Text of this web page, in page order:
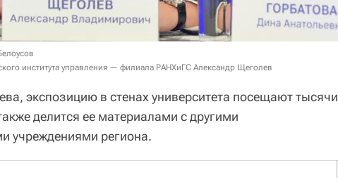
института управления — филиала РАНХиГС Александр Щеголев
экспозицию в стенах университета посещают тысячи
делится ее материалами с другими
учреждениями региона.